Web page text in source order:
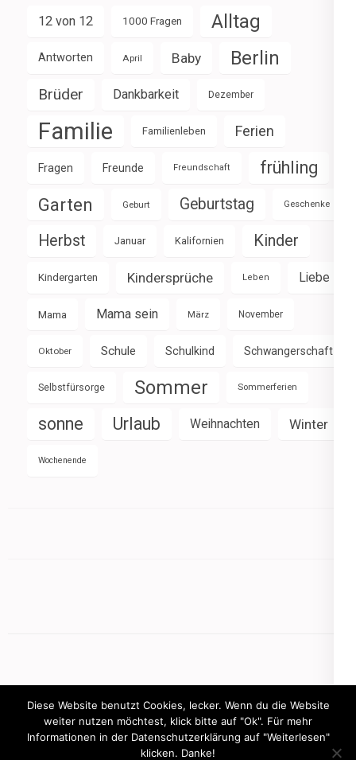
12 von 12 1000 Fragen Alltag
Antworten April Baby Berlin
Brüder Dankbarkeit Dezember
Familie Familienleben Ferien
Fragen Freunde Freundschaft frühling
Garten Geburt Geburtstag Geschenke
Herbst Januar Kalifornien Kinder
Kindergarten Kindersprüche Leben Liebe
Mama Mama sein März November
Oktober Schule Schulkind Schwangerschaft
Selbstfürsorge Sommer Sommerferien
sonne Urlaub Weihnachten Winter
Wochenende
mamasbusiness.de
Diese Website benutzt Cookies, lecker. Wenn du die Website
weiter nutzen möchtest, klick bitte auf "Ok". Für mehr
Informationen in der Datenschutzerklärung auf "Weiterlesen"
klicken. Danke!